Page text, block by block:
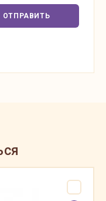
ОТПРАВИТЬ